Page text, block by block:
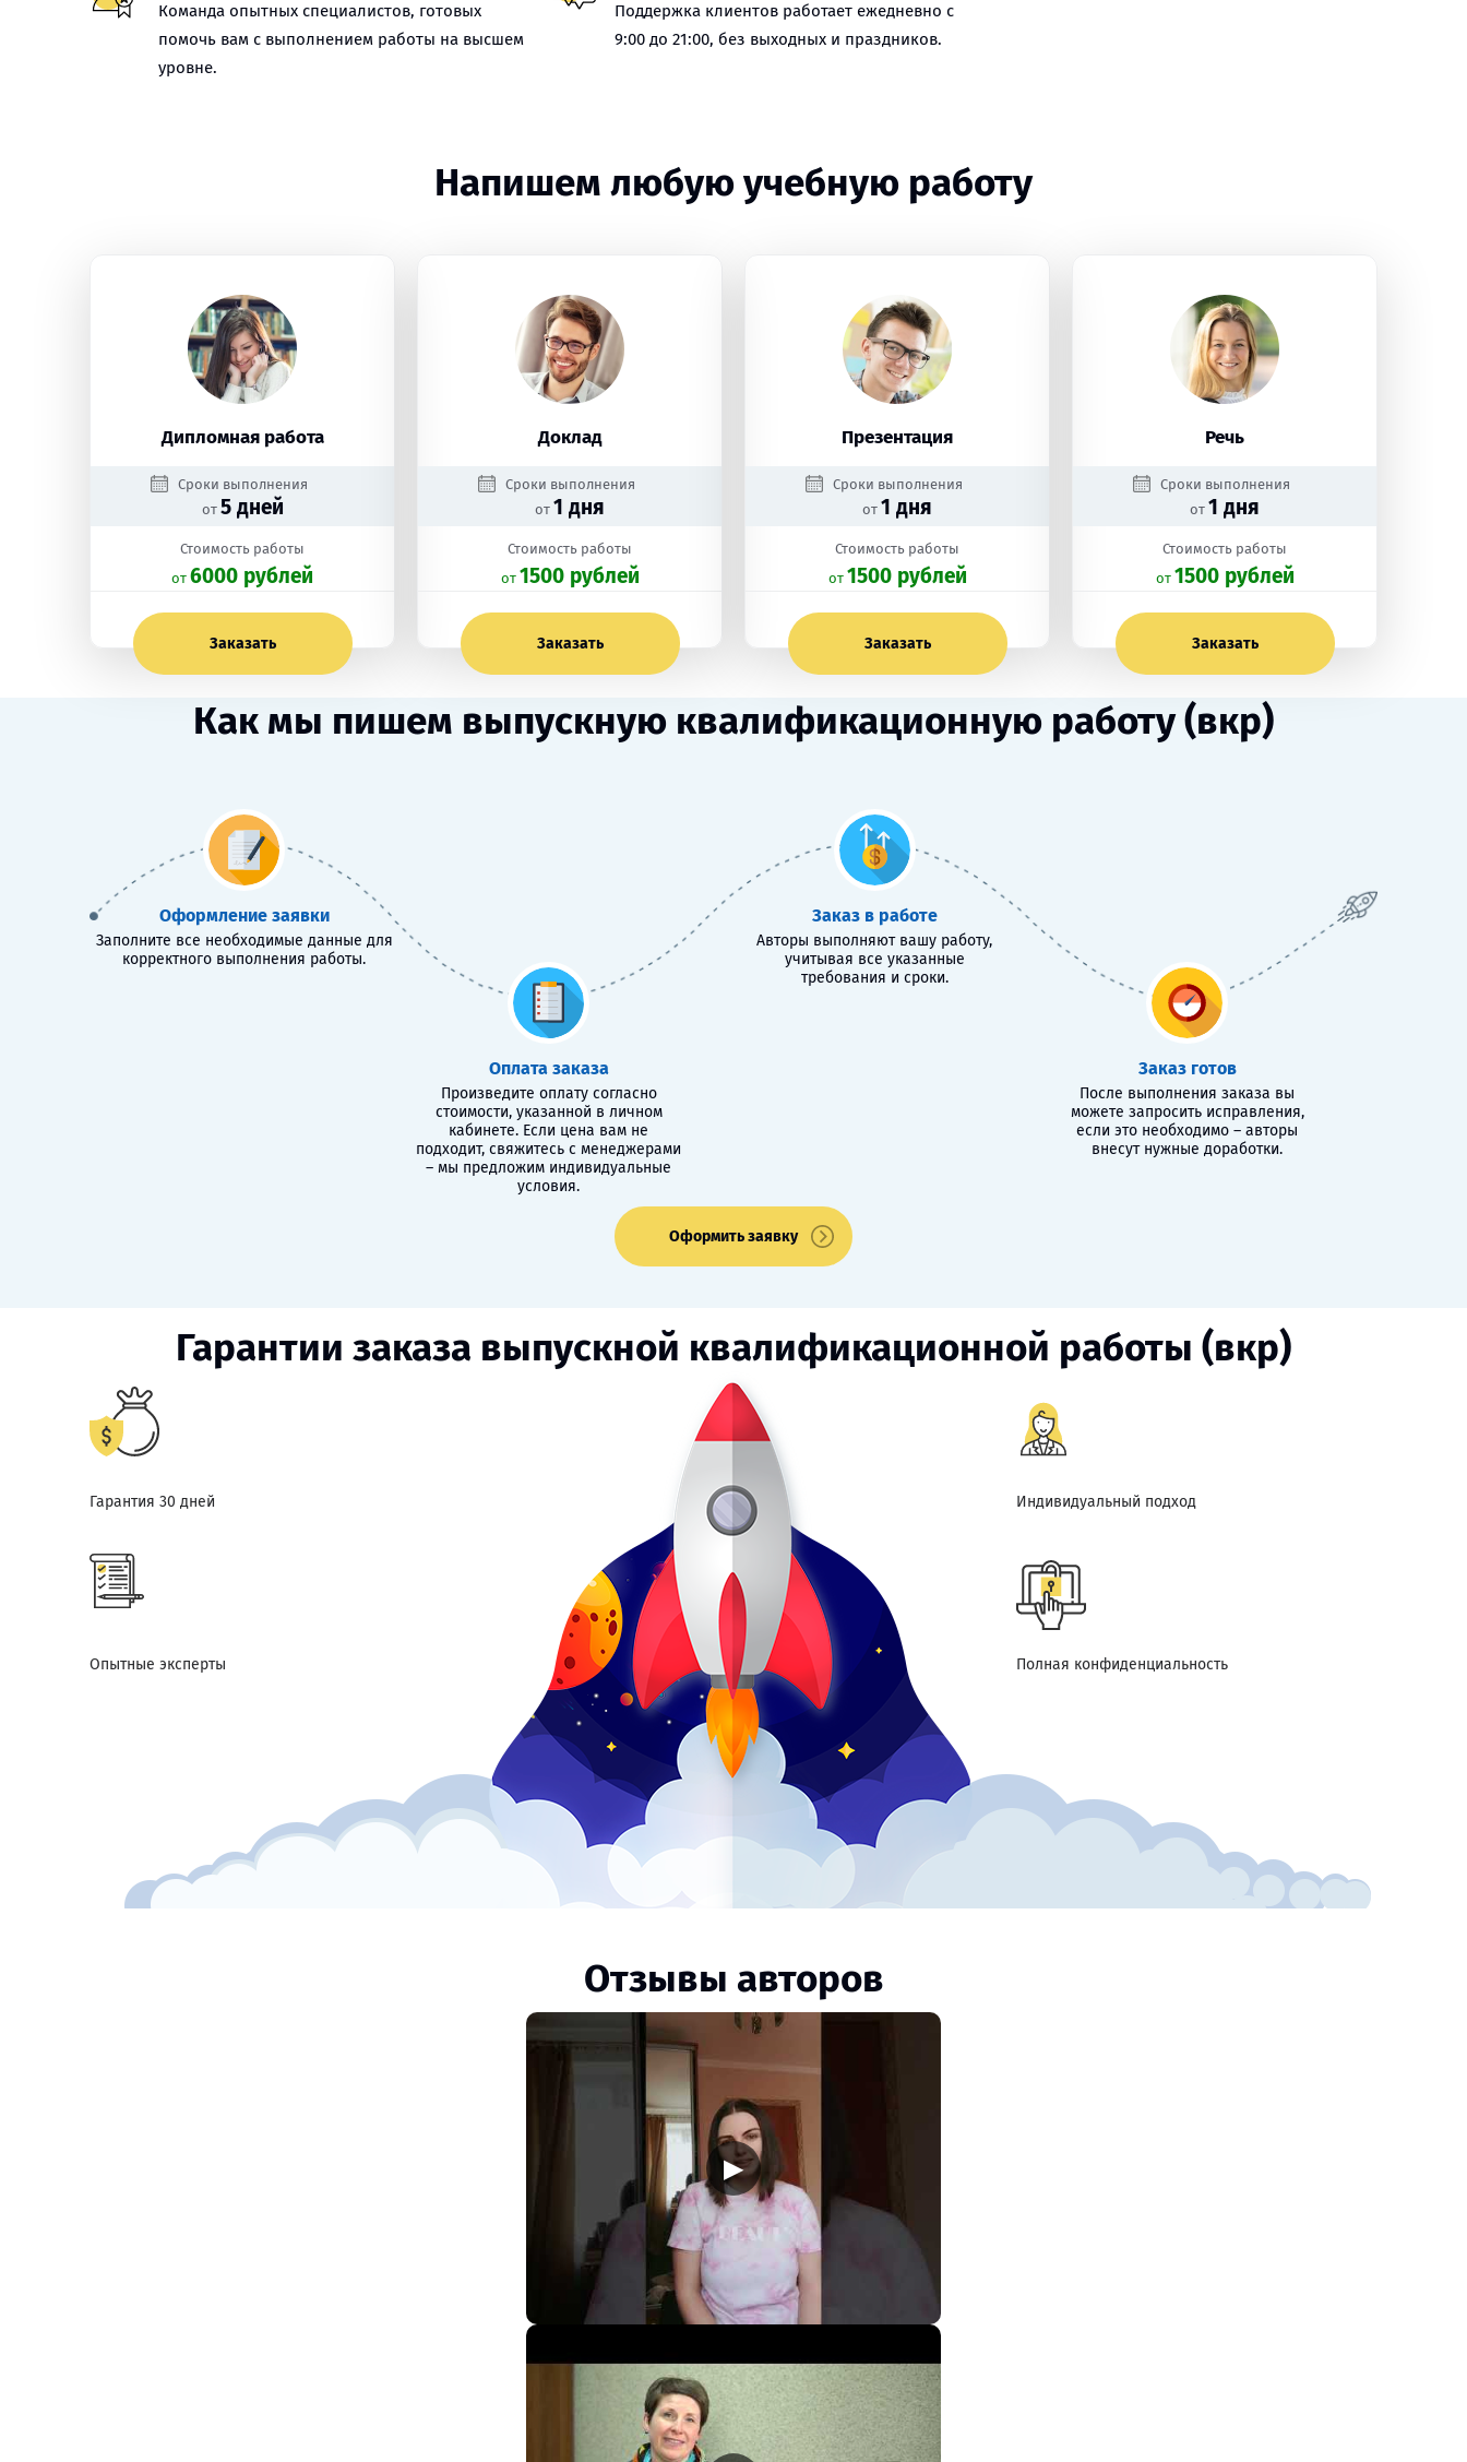
Команда опытных специалистов, готовых
помочь вам с выполнением работы на высшем
уровне.
Поддержка клиентов работает ежедневно с
9:00 до 21:00, без выходных и праздников.
Напишем любую учебную работу
Дипломная работа
Сроки выполнения
от 5 дней
Стоимость работы
oт 6000 рублей
Заказать
Доклад
Сроки выполнения
от 1 дня
Стоимость работы
oт 1500 рублей
Заказать
Презентация
Сроки выполнения
от 1 дня
Стоимость работы
oт 1500 рублей
Заказать
Речь
Сроки выполнения
от 1 дня
Стоимость работы
oт 1500 рублей
Заказать
Как мы пишем выпускную квалификационную работу (вкр)
Оформление заявки
Заполните все необходимые данные для
корректного выполнения работы.
Оплата заказа
Произведите оплату согласно
стоимости, указанной в личном
кабинете. Если цена вам не
подходит, свяжитесь с менеджерами
– мы предложим индивидуальные
условия.
Заказ в работе
Авторы выполняют вашу работу,
учитывая все указанные
требования и сроки.
Заказ готов
После выполнения заказа вы
можете запросить исправления,
если это необходимо – авторы
внесут нужные доработки.
Оформить заявку
Гарантии заказа выпускной квалификационной работы (вкр)
Гарантия 30 дней Индивидуальный подход
Опытные эксперты Полная конфиденциальность
Отзывы авторов
▶